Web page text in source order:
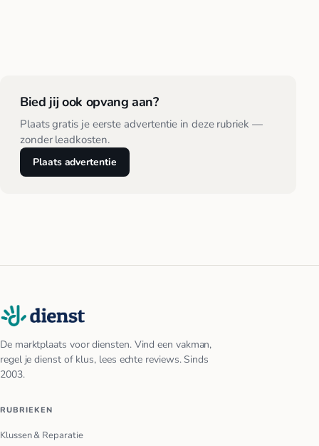
Bied jij ook opvang aan?
Plaats gratis je eerste advertentie in deze rubriek —
zonder leadkosten.
Plaats advertentie
De marktplaats voor diensten. Vind een vakman,
regel je dienst of klus, lees echte reviews. Sinds
2003.
RUBRIEKEN
Klussen & Reparatie